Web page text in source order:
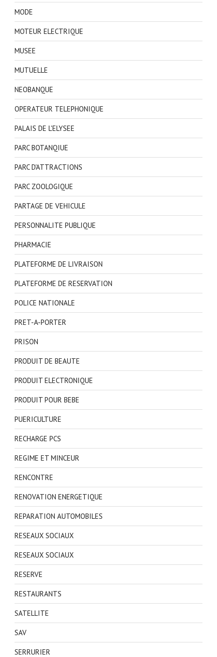
MODE
MOTEUR ELECTRIQUE
MUSEE
MUTUELLE
NEOBANQUE
OPERATEUR TELEPHONIQUE
PALAIS DE L'ELYSEE
PARC BOTANQIUE
PARC D'ATTRACTIONS
PARC ZOOLOGIQUE
PARTAGE DE VEHICULE
PERSONNALITE PUBLIQUE
PHARMACIE
PLATEFORME DE LIVRAISON
PLATEFORME DE RESERVATION
POLICE NATIONALE
PRET-A-PORTER
PRISON
PRODUIT DE BEAUTE
PRODUIT ELECTRONIQUE
PRODUIT POUR BEBE
PUERICULTURE
RECHARGE PCS
REGIME ET MINCEUR
RENCONTRE
RENOVATION ENERGETIQUE
REPARATION AUTOMOBILES
RESEAUX SOCIAUX
RESEAUX SOCIAUX
RESERVE
RESTAURANTS
SATELLITE
SAV
SERRURIER